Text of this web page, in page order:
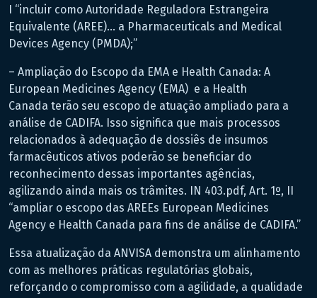
I “incluir como Autoridade Reguladora Estrangeira
Equivalente (AREE)… a Pharmaceuticals and Medical
Devices Agency (PMDA);”
– Ampliação do Escopo da EMA e Health Canada: A
European Medicines Agency (EMA) e a Health
Canada terão seu escopo de atuação ampliado para a
análise de CADIFA. Isso significa que mais processos
relacionados à adequação de dossiês de insumos
farmacêuticos ativos poderão se beneficiar do
reconhecimento dessas importantes agências,
agilizando ainda mais os trâmites. IN 403.pdf, Art. 1º, II
“ampliar o escopo das AREEs European Medicines
Agency e Health Canada para fins de análise de CADIFA.”
Essa atualização da ANVISA demonstra um alinhamento
com as melhores práticas regulatórias globais,
reforçando o compromisso com a agilidade, a qualidade